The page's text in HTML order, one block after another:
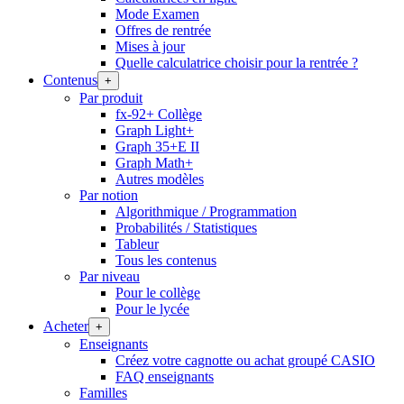
Mode Examen
Offres de rentrée
Mises à jour
Quelle calculatrice choisir pour la rentrée ?
Contenus +
Par produit
fx-92+ Collège
Graph Light+
Graph 35+E II
Graph Math+
Autres modèles
Par notion
Algorithmique / Programmation
Probabilités / Statistiques
Tableur
Tous les contenus
Par niveau
Pour le collège
Pour le lycée
Acheter +
Enseignants
Créez votre cagnotte ou achat groupé CASIO
FAQ enseignants
Familles